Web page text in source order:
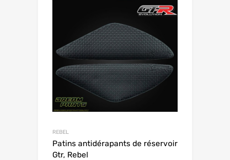
REBEL
Patins antidérapants de réservoir
Gtr, Rebel